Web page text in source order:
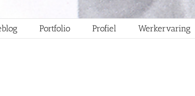
Portfolio Profiel Werkervaring